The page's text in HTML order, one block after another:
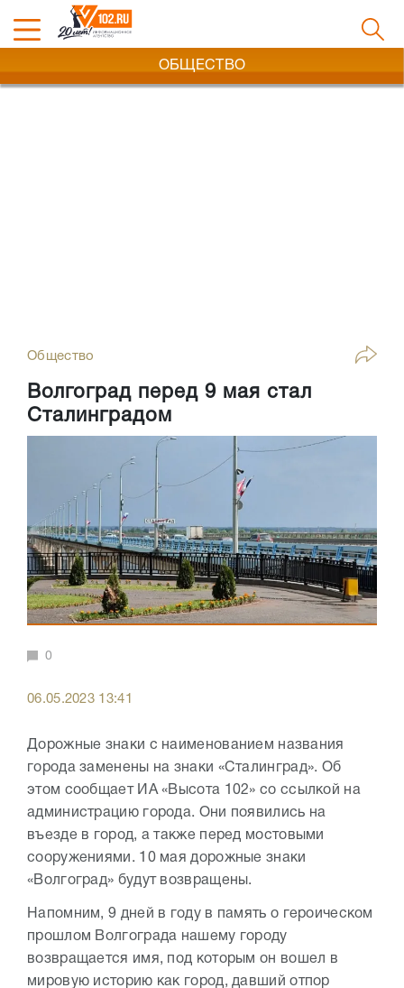
ОБЩЕСТВО
Общество
Волгоград перед 9 мая стал
Сталинградом
0
06.05.2023 13:41
Дорожные знаки с наименованием названия
города заменены на знаки «Сталинград». Об
этом сообщает ИА «Высота 102» со ссылкой на
администрацию города. Они появились на
въезде в город, а также перед мостовыми
сооружениями. 10 мая дорожные знаки
«Волгоград» будут возвращены.
Напомним, 9 дней в году в память о героическом
прошлом Волгограда нашему городу
возвращается имя, под которым он вошел в
мировую историю как город, давший отпор